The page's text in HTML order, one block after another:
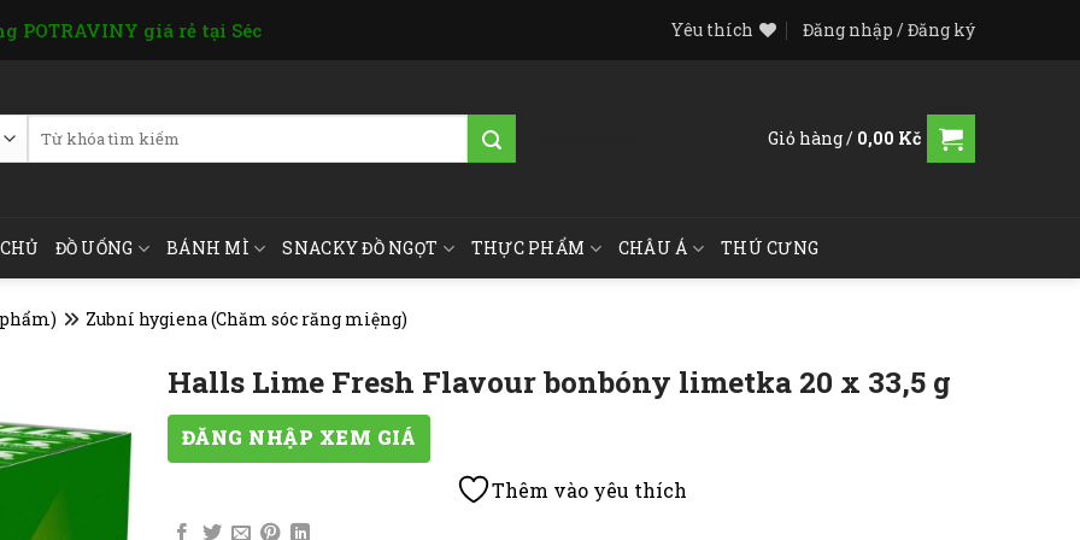
POTRAVINY giá rẻ tại Séc Yêu thích Đăng nhập / Đăng ký
kiếm:
Giỏ hàng / 0,00 Kč
ĐỒ UỐNG BÁNH MÌ SNACKY ĐỒ NGỌT THỰC PHẨM CHÂU Á THÚ CƯNG
Zubní hygiena (Chăm sóc răng miệng)
Halls Lime Fresh Flavour bonbóny limetka 20 x 33,5 g
ĐĂNG NHẬP XEM GIÁ
Thêm vào yêu thích